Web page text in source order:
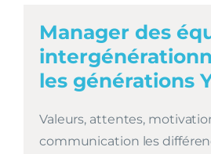
Manager des
les générations
Valeurs, attentes,
communication les